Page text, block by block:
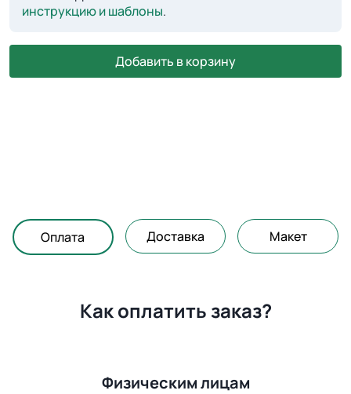
инструкцию и шаблоны.
Добавить в корзину
Оплата Доставка Макет
Как оплатить заказ?
Физическим лицам